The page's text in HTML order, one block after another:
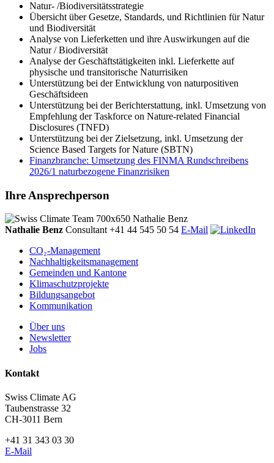
Natur- /Biodiversitätsstrategie
Übersicht über Gesetze, Standards, und Richtlinien für Natur
und Biodiversität
Analyse von Lieferketten und ihre Auswirkungen auf die
Natur / Biodiversität
Analyse der Geschäftstätigkeiten inkl. Lieferkette auf
physische und transitorische Naturrisiken
Unterstützung bei der Entwicklung von naturpositiven
Geschäftsideen
Unterstützung bei der Berichterstattung, inkl. Umsetzung von
Empfehlung der Taskforce on Nature-related Financial
Disclosures (TNFD)
Unterstützung bei der Zielsetzung, inkl. Umsetzung der
Science Based Targets for Nature (SBTN)
Finanzbranche: Umsetzung des FINMA Rundschreibens
2026/1 naturbezogene Finanzrisiken
Ihre Ansprechperson
Nathalie Benz Consultant +41 44 545 50 54 E-Mail
CO₂-Management
Nachhaltigkeitsmanagement
Gemeinden und Kantone
Klimaschutzprojekte
Bildungsangebot
Kommunikation
Über uns
Newsletter
Jobs
Kontakt
Swiss Climate AG
Taubenstrasse 32
CH-3011 Bern
+41 31 343 03 30
E-Mail